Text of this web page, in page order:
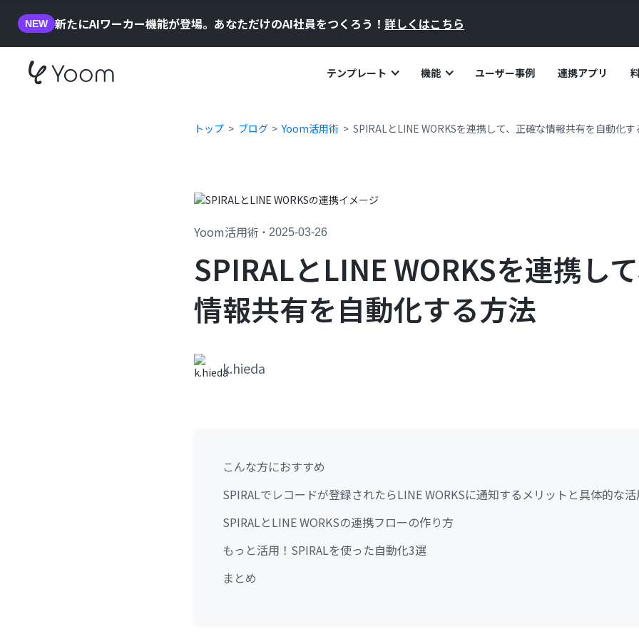
NEW 新たにAIワーカー機能が登場。あなただけのAI社員をつくろう！ 詳しくはこちら
テンプレート 機能 ユーザー事例 連携アプリ
トップ ブログ Yoom活用術 SPIRALとLINE WORKSを連携して、正確な情報共有を自動化す
Yoom活用術 ・ 2025-03-26
SPIRALとLINE WORKSを連携し
情報共有を自動化する方法
k.hieda
こんな方におすすめ
SPIRALでレコードが登録されたらLINE WORKSに通知するメリットと具体的な
SPIRALとLINE WORKSの連携フローの作り方
もっと活用！SPIRALを使った自動化3選
まとめ